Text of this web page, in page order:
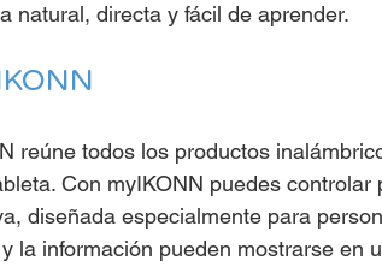
natural, directa y fácil de aprender.
reúne todos los productos
Con myIKONN puedes
diseñada especialmente para
la información pueden mostrarse en